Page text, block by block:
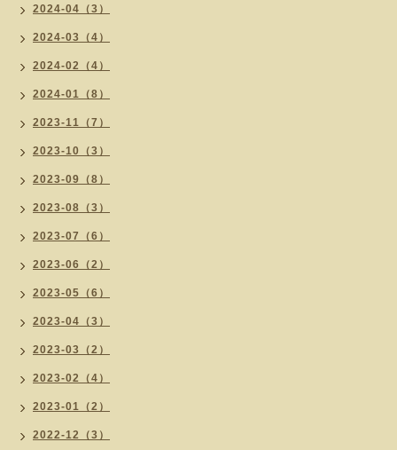
2024-04（3）
2024-03（4）
2024-02（4）
2024-01（8）
2023-11（7）
2023-10（3）
2023-09（8）
2023-08（3）
2023-07（6）
2023-06（2）
2023-05（6）
2023-04（3）
2023-03（2）
2023-02（4）
2023-01（2）
2022-12（3）